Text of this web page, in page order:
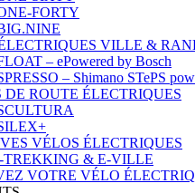
FORTY
VILLE &
– ePowered by Bosch
– Shimano STePS
DE ROUTE ÉLECTRIQUES
VÉLOS ÉLECTRIQUES
TREKKING & E-VILLE
VOTRE VÉLO